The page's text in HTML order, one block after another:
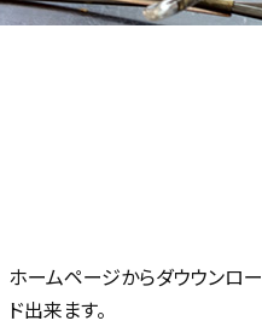
ホームページからダウウンロー
ド出来ます。